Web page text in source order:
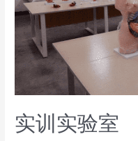
实训实验室